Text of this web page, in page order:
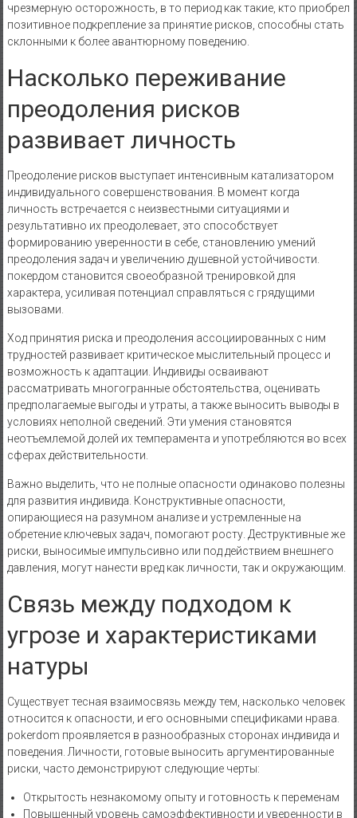
чрезмерную осторожность, в то период как такие, кто приобрел
позитивное подкрепление за принятие рисков, способны стать
склонными к более авантюрному поведению.
Насколько переживание
преодоления рисков
развивает личность
Преодоление рисков выступает интенсивным катализатором
индивидуального совершенствования. В момент когда
личность встречается с неизвестными ситуациями и
результативно их преодолевает, это способствует
формированию уверенности в себе, становлению умений
преодоления задач и увеличению душевной устойчивости.
покердом становится своеобразной тренировкой для
характера, усиливая потенциал справляться с грядущими
вызовами.
Ход принятия риска и преодоления ассоциированных с ним
трудностей развивает критическое мыслительный процесс и
возможность к адаптации. Индивиды осваивают
рассматривать многогранные обстоятельства, оценивать
предполагаемые выгоды и утраты, а также выносить выводы в
условиях неполной сведений. Эти умения становятся
неотъемлемой долей их темперамента и употребляются во всех
сферах действительности.
Важно выделить, что не полные опасности одинаково полезны
для развития индивида. Конструктивные опасности,
опирающиеся на разумном анализе и устремленные на
обретение ключевых задач, помогают росту. Деструктивные же
риски, выносимые импульсивно или под действием внешнего
давления, могут нанести вред как личности, так и окружающим.
Связь между подходом к
угрозе и характеристиками
натуры
Существует тесная взаимосвязь между тем, насколько человек
относится к опасности, и его основными спецификами нрава.
pokerdom проявляется в разнообразных сторонах индивида и
поведения. Личности, готовые выносить аргументированные
риски, часто демонстрируют следующие черты:
Открытость незнакомому опыту и готовность к переменам
Повышенный уровень самоэффективности и уверенности в